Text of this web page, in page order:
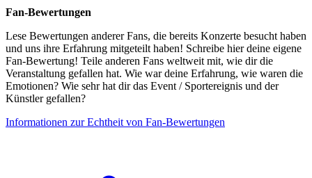
Fan-Bewertungen
Lese Bewertungen anderer Fans, die bereits Konzerte besucht haben
und uns ihre Erfahrung mitgeteilt haben! Schreibe hier deine eigene
Fan-Bewertung! Teile anderen Fans weltweit mit, wie dir die
Veranstaltung gefallen hat. Wie war deine Erfahrung, wie waren die
Emotionen? Wie sehr hat dir das Event / Sportereignis und der
Künstler gefallen?
Informationen zur Echtheit von Fan-Bewertungen